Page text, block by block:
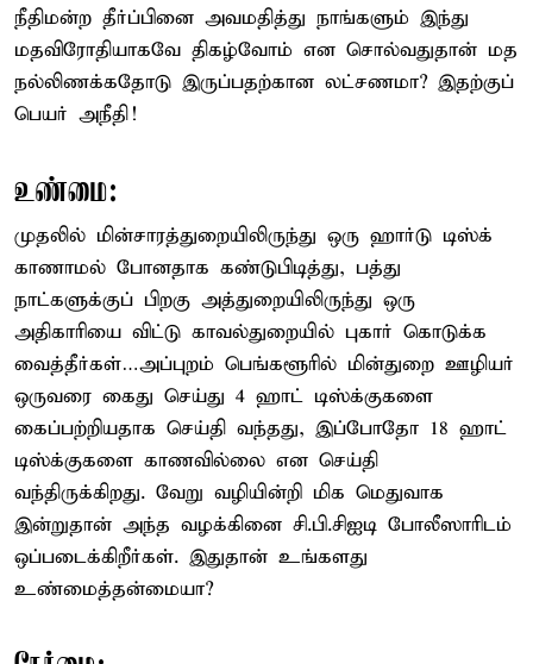
நீதிமன்ற தீர்ப்பினை அவமதித்து நாங்களும் இந்து
மதவிரோதியாகவே திகழ்வோம் என சொல்வதுதான் மத
நல்லிணக்கதோடு இருப்பதற்கான லட்சணமா? இதற்குப்
பெயர் அநீதி!
உண்மை:
முதலில் மின்சாரத்துறையிலிருந்து ஒரு ஹார்டு டிஸ்க்
காணாமல் போனதாக கண்டுபிடித்து, பத்து
நாட்களுக்குப் பிறகு அத்துறையிலிருந்து ஒரு
அதிகாரியை விட்டு காவல்துறையில் புகார் கொடுக்க
வைத்தீர்கள்…அப்புறம் பெங்களூரில் மின்துறை ஊழியர்
ஒருவரை கைது செய்து 4 ஹாட் டிஸ்க்குகளை
கைப்பற்றியதாக செய்தி வந்தது, இப்போதோ 18 ஹாட்
டிஸ்க்குகளை காணவில்லை என செய்தி
வந்திருக்கிறது. வேறு வழியின்றி மிக மெதுவாக
இன்றுதான் அந்த வழக்கினை சி.பி.சிஐடி போலீஸாரிடம்
ஒப்படைக்கிறீர்கள். இதுதான் உங்களது
உண்மைத்தன்மையா?